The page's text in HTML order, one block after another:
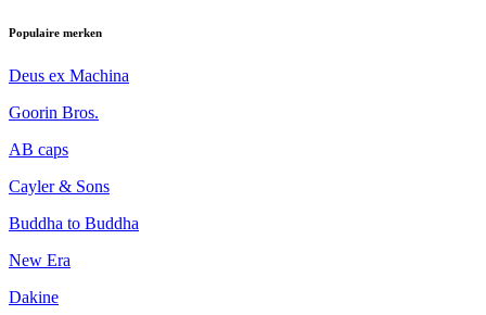
Populaire merken
Deus ex Machina
Goorin Bros.
AB caps
Cayler & Sons
Buddha to Buddha
New Era
Dakine